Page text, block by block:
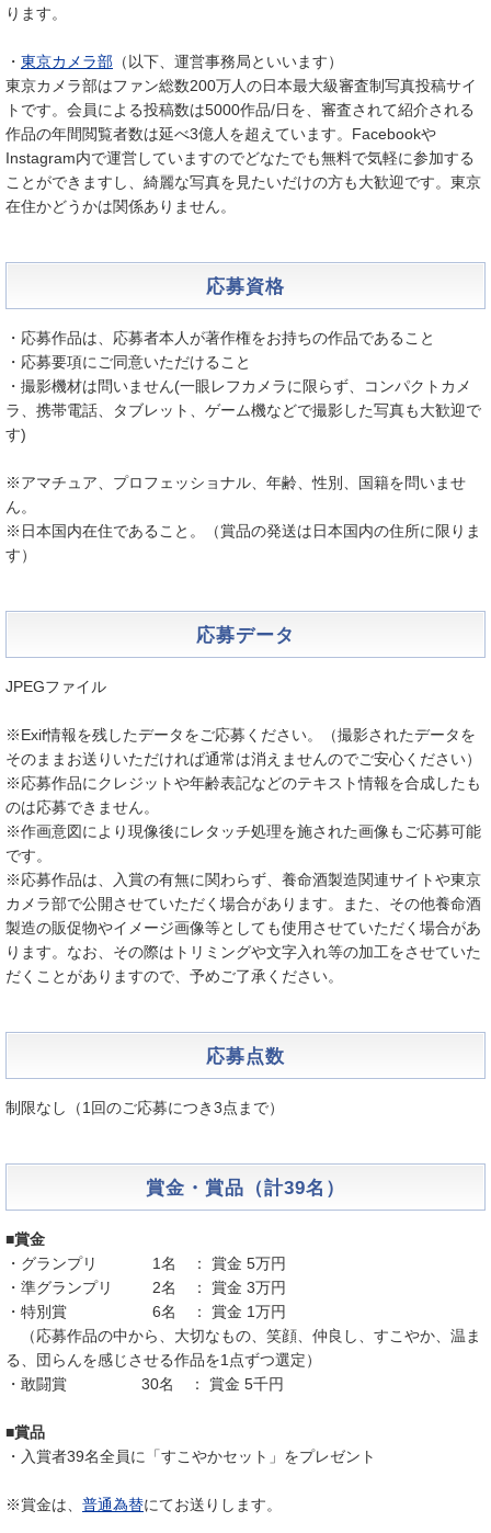
ります。
・ 東京カメラ部 （以下、運営事務局といいます）
東京カメラ部はファン総数200万人の日本最大級審査制写真投稿サイ
トです。会員による投稿数は5000作品/日を、審査されて紹介される
作品の年間閲覧者数は延べ3億人を超えています。Facebookや
Instagram内で運営していますのでどなたでも無料で気軽に参加する
ことができますし、綺麗な写真を見たいだけの方も大歓迎です。東京
在住かどうかは関係ありません。
応募資格
・応募作品は、応募者本人が著作権をお持ちの作品であること
・応募要項にご同意いただけること
・撮影機材は問いません(一眼レフカメラに限らず、コンパクトカメ
ラ、携帯電話、タブレット、ゲーム機などで撮影した写真も大歓迎で
す)
※アマチュア、プロフェッショナル、年齢、性別、国籍を問いませ
ん。
※日本国内在住であること。（賞品の発送は日本国内の住所に限りま
す）
応募データ
JPEGファイル
※Exif情報を残したデータをご応募ください。（撮影されたデータを
そのままお送りいただければ通常は消えませんのでご安心ください）
※応募作品にクレジットや年齢表記などのテキスト情報を合成したも
のは応募できません。
※作画意図により現像後にレタッチ処理を施された画像もご応募可能
です。
※応募作品は、入賞の有無に関わらず、養命酒製造関連サイトや東京
カメラ部で公開させていただく場合があります。また、その他養命酒
製造の販促物やイメージ画像等としても使用させていただく場合があ
ります。なお、その際はトリミングや文字入れ等の加工をさせていた
だくことがありますので、予めご了承ください。
応募点数
制限なし（1回のご応募につき3点まで）
賞金・賞品（計39名）
■賞金
・グランプリ 1名 ： 賞金 5万円
・準グランプリ 2名 ： 賞金 3万円
・特別賞 6名 ： 賞金 1万円
（応募作品の中から、大切なもの、笑顔、仲良し、すこやか、温ま
る、団らんを感じさせる作品を1点ずつ選定）
・敢闘賞 30名 ： 賞金 5千円
■賞品
・入賞者39名全員に「すこやかセット」をプレゼント
※賞金は、 普通為替にてお送りします。